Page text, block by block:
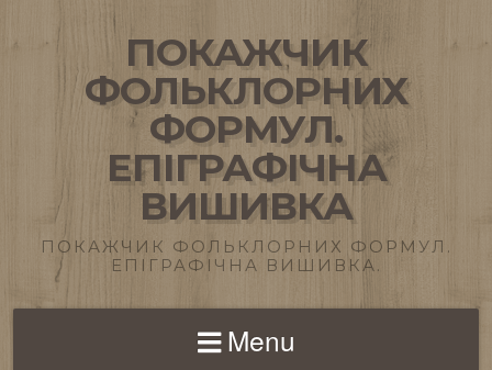
ПОКАЖЧИК
ФОЛЬКЛОРНИХ
ФОРМУЛ.
ЕПІГРАФІЧНА
ВИШИВКА
ПОКАЖЧИК ФОЛЬКЛОРНИХ ФОРМУЛ.
ЕПІГРАФІЧНА ВИШИВКА.
Menu